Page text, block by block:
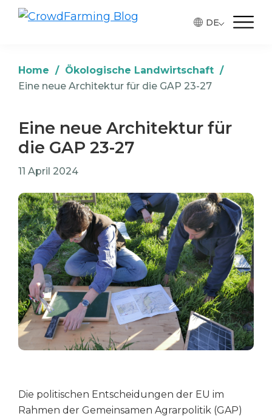
Skip
Skip
Skip
directamente
agricultor
DE
Home / Ökologische Landwirtschaft /
Eine neue Architektur für die GAP 23-27
Eine neue Architektur für
die GAP 23-27
11 April 2024
Die politischen Entscheidungen der EU im
Rahmen der Gemeinsamen Agrarpolitik (GAP)